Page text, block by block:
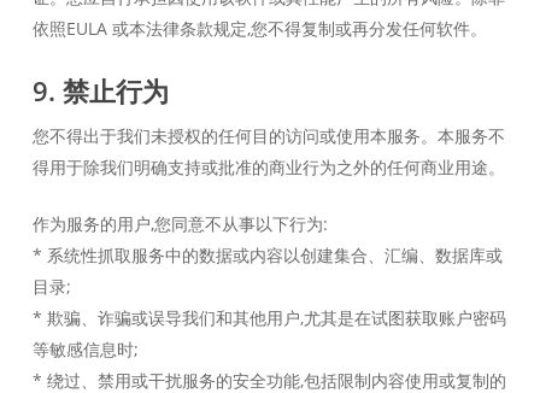
依照EULA 或本法律条款规定,您不得复制或再分发任何软件。
9. 禁止行为
您不得出于我们未授权的任何目的访问或使用本服务。本服务不
得用于除我们明确支持或批准的商业行为之外的任何商业用途。
作为服务的用户,您同意不从事以下行为:
* 系统性抓取服务中的数据或内容以创建集合、汇编、数据库或
目录;
* 欺骗、诈骗或误导我们和其他用户,尤其是在试图获取账户密码
等敏感信息时;
* 绕过、禁用或干扰服务的安全功能,包括限制内容使用或复制的